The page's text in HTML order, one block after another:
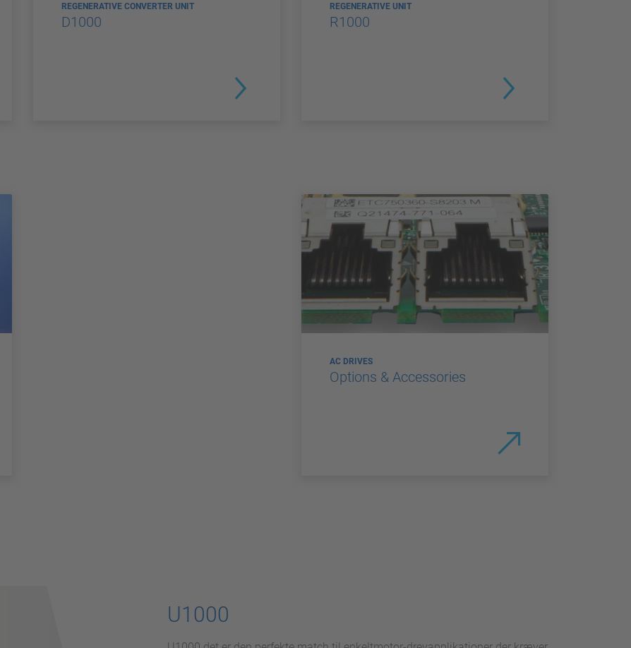
REGENERATIVE CONVERTER UNIT
D1000
REGENERATIVE UNIT
R1000
AC DRIVES
Options & Accessories
U1000